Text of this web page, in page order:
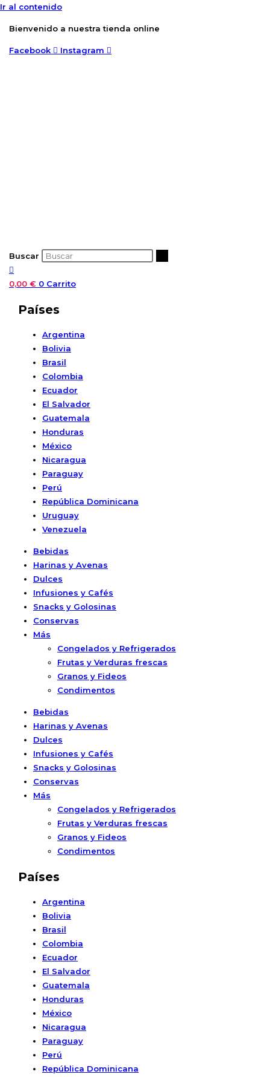
Ir al contenido
Bienvenido a nuestra tienda online
Facebook Instagram
Buscar
0,00 € 0 Carrito
Países
Argentina
Bolivia
Brasil
Colombia
Ecuador
El Salvador
Guatemala
Honduras
México
Nicaragua
Paraguay
Perú
República Dominicana
Uruguay
Venezuela
Bebidas
Harinas y Avenas
Dulces
Infusiones y Cafés
Snacks y Golosinas
Conservas
Más
Congelados y Refrigerados
Frutas y Verduras frescas
Granos y Fideos
Condimentos
Bebidas
Harinas y Avenas
Dulces
Infusiones y Cafés
Snacks y Golosinas
Conservas
Más
Congelados y Refrigerados
Frutas y Verduras frescas
Granos y Fideos
Condimentos
Países
Argentina
Bolivia
Brasil
Colombia
Ecuador
El Salvador
Guatemala
Honduras
México
Nicaragua
Paraguay
Perú
República Dominicana